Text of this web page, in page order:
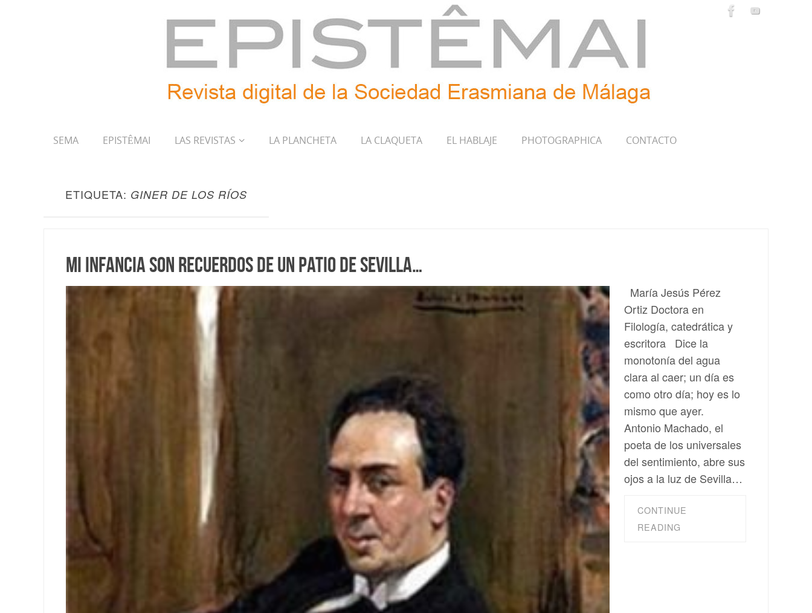
SEMA EPISTÊMAI LAS REVISTAS LA PLANCHETA LA CLAQUETA EL HABLAJE PHOTOGRAPHICA CONTACTO
ETIQUETA: GINER DE LOS RÍOS
Mi infancia son recuerdos de un patio de Sevilla…
María Jesús Pérez
Ortiz Doctora en
Filología, catedrática y
escritora Dice la
monotonía del agua
clara al caer; un día es
como otro día; hoy es lo
mismo que ayer.
Antonio Machado, el
poeta de los universales
del sentimiento, abre sus
ojos a la luz de Sevilla…
CONTINUE
READING